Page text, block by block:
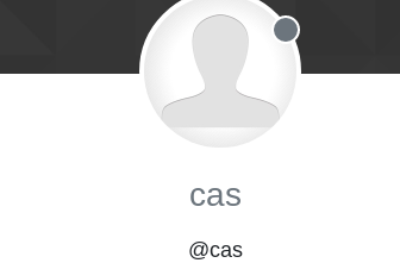
Offline
cas
@cas